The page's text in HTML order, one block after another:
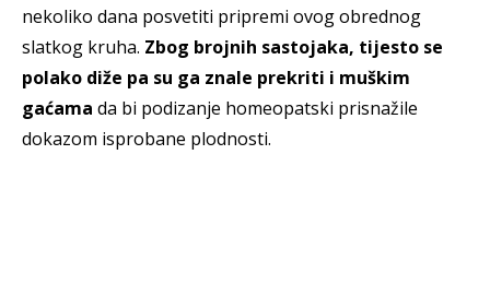
nekoliko dana posvetiti pripremi ovog obrednog
slatkog kruha. Zbog brojnih sastojaka, tijesto se
polako diže pa su ga znale prekriti i muškim
gaćama da bi podizanje homeopatski prisnažile
dokazom isprobane plodnosti.